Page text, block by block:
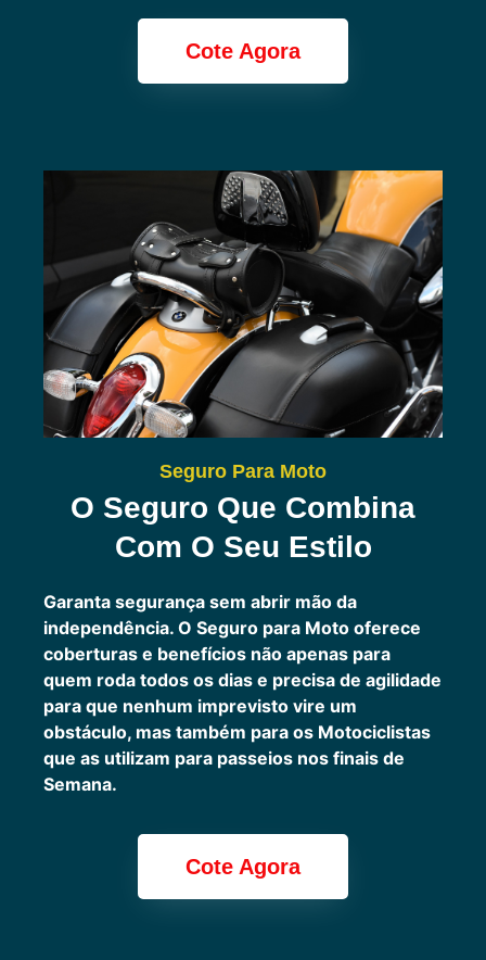
Cote Agora
Seguro Para Moto
O Seguro Que Combina
Com O Seu Estilo
Garanta segurança sem abrir mão da
independência. O Seguro para Moto oferece
coberturas e benefícios não apenas para
quem roda todos os dias e precisa de agilidade
para que nenhum imprevisto vire um
obstáculo, mas também para os Motociclistas
que as utilizam para passeios nos finais de
Semana.
Cote Agora